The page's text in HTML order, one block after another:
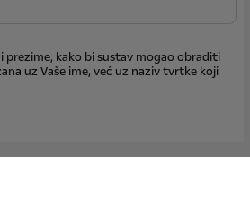
prezime, kako bi sustav mogao obraditi
uz Vaše ime, već uz naziv tvrtke koji